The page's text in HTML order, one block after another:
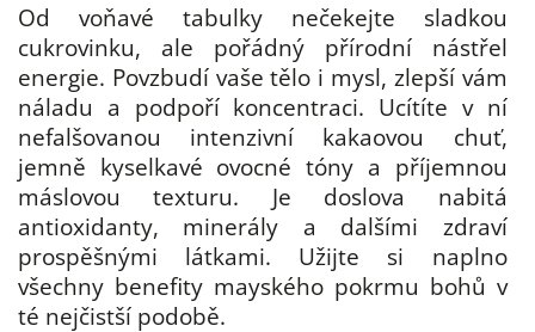
Od voňavé tabulky nečekejte sladkou
cukrovinku, ale pořádný přírodní nástřel
energie. Povzbudí vaše tělo i mysl, zlepší vám
náladu a podpoří koncentraci. Ucítíte v ní
nefalšovanou intenzivní kakaovou chuť,
jemně kyselkavé ovocné tóny a příjemnou
máslovou texturu. Je doslova nabitá
antioxidanty, minerály a dalšími zdraví
prospěšnými látkami. Užijte si naplno
všechny benefity mayského pokrmu bohů v
té nejčistší podobě.